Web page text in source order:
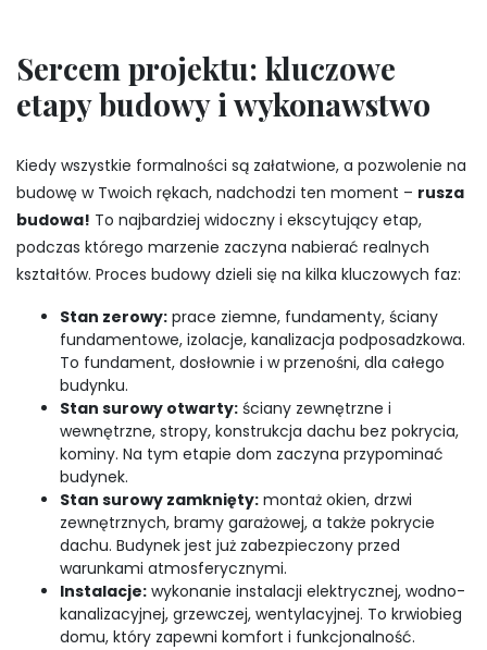
Sercem projektu: kluczowe
etapy budowy i wykonawstwo
Kiedy wszystkie formalności są załatwione, a pozwolenie na
budowę w Twoich rękach, nadchodzi ten moment – rusza
budowa! To najbardziej widoczny i ekscytujący etap,
podczas którego marzenie zaczyna nabierać realnych
kształtów. Proces budowy dzieli się na kilka kluczowych faz:
Stan zerowy: prace ziemne, fundamenty, ściany
fundamentowe, izolacje, kanalizacja podposadzkowa.
To fundament, dosłownie i w przenośni, dla całego
budynku.
Stan surowy otwarty: ściany zewnętrzne i
wewnętrzne, stropy, konstrukcja dachu bez pokrycia,
kominy. Na tym etapie dom zaczyna przypominać
budynek.
Stan surowy zamknięty: montaż okien, drzwi
zewnętrznych, bramy garażowej, a także pokrycie
dachu. Budynek jest już zabezpieczony przed
warunkami atmosferycznymi.
Instalacje: wykonanie instalacji elektrycznej, wodno-
kanalizacyjnej, grzewczej, wentylacyjnej. To krwiobieg
domu, który zapewni komfort i funkcjonalność.